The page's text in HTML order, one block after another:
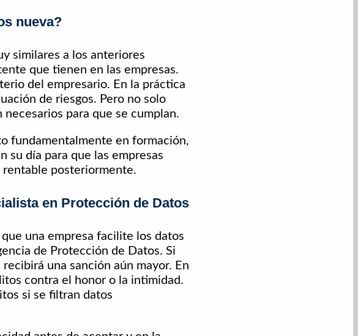
nueva?
similares a los anteriores
que tienen en las empresas.
del empresario. En la práctica
de riesgos. Pero no solo
para que se cumplan.
fundamentalmente en formación,
su día para que las empresas
rentable posteriormente.
en Protección de Datos
una empresa facilite los datos
de Protección de Datos. Si
una sanción aún mayor. En
contra el honor o la intimidad.
si se filtran datos